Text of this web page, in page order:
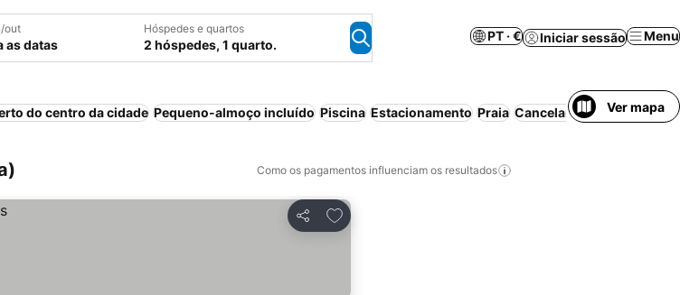
out
as datas
Hóspedes e quartos
2 hóspedes, 1 quarto.
PT · € Iniciar sessão Menu
do centro da cidade Pequeno-almoço incluído Piscina Estacionamento Praia Cancelamento gratuito
Ver mapa
Como os pagamentos influenciam os resultados
Partilhar
Adicionar aos favoritos